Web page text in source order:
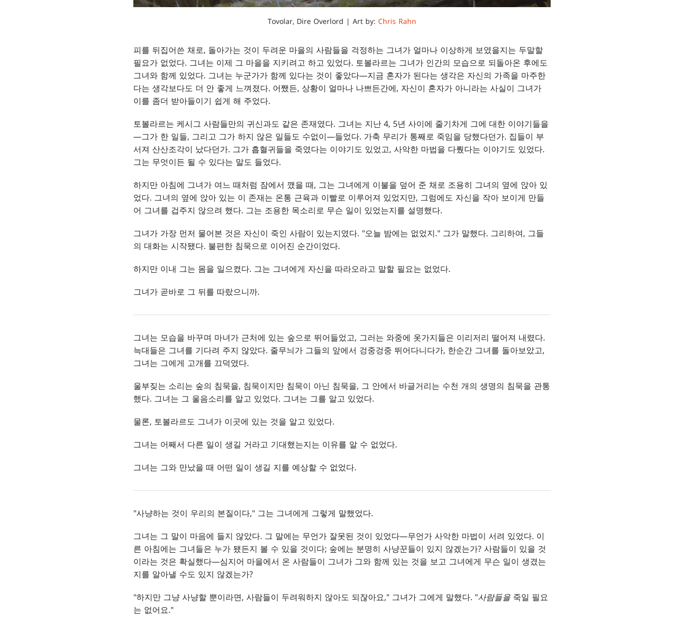
Tovolar, Dire Overlord | Art by: Chris Rahn
피를 뒤집어쓴 채로, 돌아가는 것이 두려운 마을의 사람들을 걱정하는 그녀가 얼마나 이상하게 보였을지는 두말할
필요가 없었다. 그녀는 이제 그 마을을 지키려고 하고 있었다. 토볼라르는 그녀가 인간의 모습으로 되돌아온 후에도
그녀와 함께 있었다. 그녀는 누군가가 함께 있다는 것이 좋았다—지금 혼자가 된다는 생각은 자신의 가족을 마주한
다는 생각보다도 더 안 좋게 느껴졌다. 어쨌든, 상황이 얼마나 나쁘든간에, 자신이 혼자가 아니라는 사실이 그녀가
이를 좀더 받아들이기 쉽게 해 주었다.
토볼라르는 케시그 사람들만의 귀신과도 같은 존재였다. 그녀는 지난 4, 5년 사이에 줄기차게 그에 대한 이야기들을
—그가 한 일들, 그리고 그가 하지 않은 일들도 수없이—들었다. 가축 무리가 통째로 죽임을 당했다던가. 집들이 부
서져 산산조각이 났다던가. 그가 흡혈귀들을 죽였다는 이야기도 있었고, 사악한 마법을 다뤘다는 이야기도 있었다.
그는 무엇이든 될 수 있다는 말도 들었다.
하지만 아침에 그녀가 여느 때처럼 잠에서 깼을 때, 그는 그녀에게 이불을 덮어 준 채로 조용히 그녀의 옆에 앉아 있
었다. 그녀의 옆에 앉아 있는 이 존재는 온통 근육과 이빨로 이루어져 있었지만, 그럼에도 자신을 작아 보이게 만들
어 그녀를 겁주지 않으려 했다. 그는 조용한 목소리로 무슨 일이 있었는지를 설명했다.
그녀가 가장 먼저 물어본 것은 자신이 죽인 사람이 있는지였다. "오늘 밤에는 없었지." 그가 말했다. 그리하여, 그들
의 대화는 시작됐다. 불편한 침묵으로 이어진 순간이었다.
하지만 이내 그는 몸을 일으켰다. 그는 그녀에게 자신을 따라오라고 말할 필요는 없었다.
그녀가 곧바로 그 뒤를 따랐으니까.
그녀는 모습을 바꾸며 마녀가 근처에 있는 숲으로 뛰어들었고, 그러는 와중에 옷가지들은 이리저리 떨어져 내렸다.
늑대들은 그녀를 기다려 주지 않았다. 줄무늬가 그들의 앞에서 겅중겅중 뛰어다니다가, 한순간 그녀를 돌아보았고,
그녀는 그에게 고개를 끄덕였다.
울부짖는 소리는 숲의 침묵을, 침묵이지만 침묵이 아닌 침묵을, 그 안에서 바글거리는 수천 개의 생명의 침묵을 관통
했다. 그녀는 그 울음소리를 알고 있었다. 그녀는 그를 알고 있었다.
물론, 토볼라르도 그녀가 이곳에 있는 것을 알고 있었다.
그녀는 어째서 다른 일이 생길 거라고 기대했는지는 이유를 알 수 없었다.
그녀는 그와 만났을 때 어떤 일이 생길 지를 예상할 수 없었다.
"사냥하는 것이 우리의 본질이다," 그는 그녀에게 그렇게 말했었다.
그녀는 그 말이 마음에 들지 않았다. 그 말에는 무언가 잘못된 것이 있었다—무언가 사악한 마법이 서려 있었다. 이
른 아침에는 그녀들은 누가 됐든지 볼 수 있을 것이다; 숲에는 분명히 사냥꾼들이 있지 않겠는가? 사람들이 있을 것
이라는 것은 확실했다—심지어 마을에서 온 사람들이 그녀가 그와 함께 있는 것을 보고 그녀에게 무슨 일이 생겼는
지를 알아낼 수도 있지 않겠는가?
"하지만 그냥 사냥할 뿐이라면, 사람들이 두려워하지 않아도 되잖아요," 그녀가 그에게 말했다. "사람들을 죽일 필요
는 없어요."